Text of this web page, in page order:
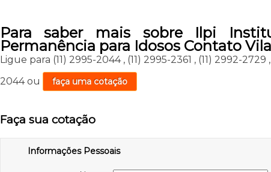
Para saber mais sobre Ilpi
Permanência para Idosos Contato
Ligue para (11) 2995-2044 , (11) 2995-2361 , (11) 2992-2729 ,
2044 ou faça uma cotação
Faça sua cotação
Informações Pessoais